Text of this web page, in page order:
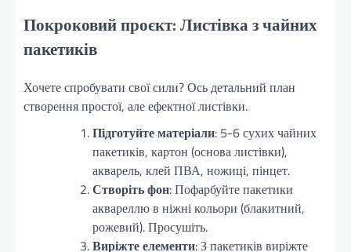
Покроковий проєкт: Листівка з чайних
пакетиків
Хочете спробувати свої сили? Ось детальний план
створення простої, але ефектної листівки.
Підготуйте матеріали: 5-6 сухих чайних
пакетиків, картон (основа листівки),
акварель, клей ПВА, ножиці, пінцет.
Створіть фон: Пофарбуйте пакетики
аквареллю в ніжні кольори (блакитний,
рожевий). Просушіть.
Виріжте елементи: З пакетиків виріжте